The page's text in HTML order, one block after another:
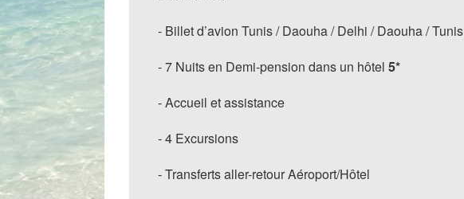
- Billet d’avion Tunis / Daouha / Delhi / Daouha / Tunis
- 7 Nuits en Demi-pension dans un hôtel 5*
- Accueil et assistance
- 4 Excursions
- Transferts aller-retour Aéroport/Hôtel